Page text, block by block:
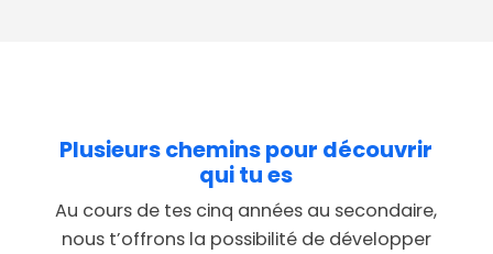
Plusieurscheminspour découvrir
quitues
Au cours de tes cinq années au secondaire,
nous t’offrons la possibilité de développer